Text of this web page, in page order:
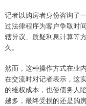
记者以购房者身份咨询了
过法律程序为客户争取时
辖异议、质疑利息计算等
久。
然而，这种操作方式在业
在交流时对记者表示，这
的维权成本，也使债务人
越多，最终受损的还是购房